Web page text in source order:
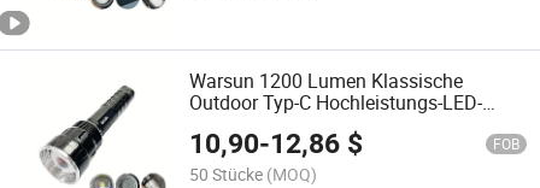
Warsun 1200 Lumen Klassische
Outdoor Typ-C Hochleistungs-LED-
Lampe mit langer Laufzeit
wiederaufladbare Taschenlampe für
Suche und Rettung
10,90-12,86 $ FOB
50 Stücke (MOQ)